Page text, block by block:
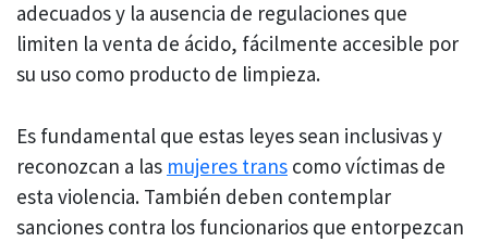
adecuados y la ausencia de regulaciones que
limiten la venta de ácido, fácilmente accesible por
su uso como producto de limpieza.
Es fundamental que estas leyes sean inclusivas y
reconozcan a las mujeres trans como víctimas de
esta violencia. También deben contemplar
sanciones contra los funcionarios que entorpezcan